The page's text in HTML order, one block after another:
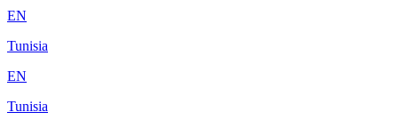
EN
Tunisia
EN
Tunisia